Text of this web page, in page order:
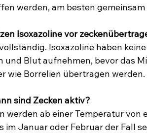
werden, am besten
Isoxazoline vor
Isoxazoline haben
und Blut aufnehmen, bevor das
wie Borrelien übertragen werden.
sind Zecken aktiv?
werden ab einer Temperatur
im Januar oder Februar der Fall